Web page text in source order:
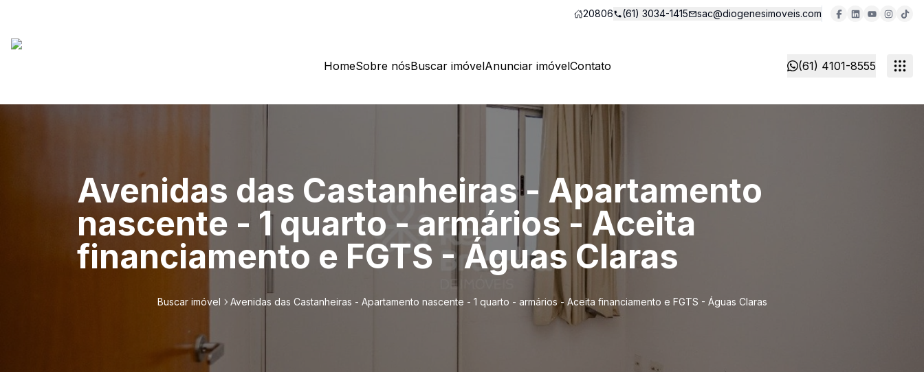
20806 (61) 3034-1415 sac@diogenesimoveis.com
HomeSobre nósBuscar imóvelAnunciar imóvelContato (61) 4101-8555
Avenidas das Castanheiras - Apartamento
nascente - 1 quarto - armários - Aceita
financiamento e FGTS - Águas Claras
Buscar imóvel Avenidas das Castanheiras - Apartamento nascente - 1 quarto - armários - Aceita financiamento e FGTS - Águas Claras